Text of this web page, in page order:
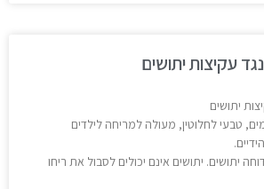
עקיצות יתושים
יתושים
טבעי לחלוטין, מעולה למריחה לילדים
יתושים. יתושים אינם יכולים לסבול את ריחו